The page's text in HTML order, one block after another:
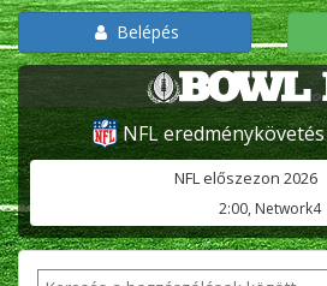
Belépés
NFL eredménykövetés
NFL előszezon 2026
2:00, Network4